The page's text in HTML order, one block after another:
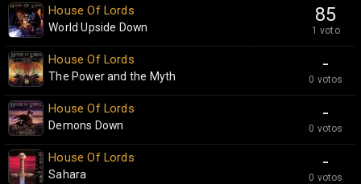
85
1 voto
House Of Lords
World Upside Down
-
0 votos
House Of Lords
The Power and the Myth
-
0 votos
House Of Lords
Demons Down
-
0 votos
House Of Lords
Sahara